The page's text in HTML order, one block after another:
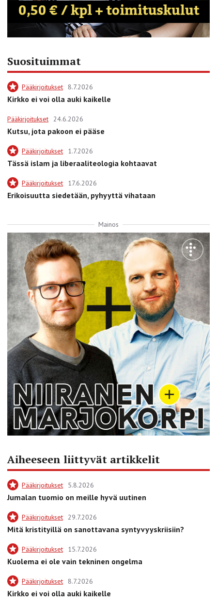
Suosituimmat
Pääkirjoitukset 8.7.2026
Kirkko ei voi olla auki kaikelle
Pääkirjoitukset 24.6.2026
Kutsu, jota pakoon ei pääse
Pääkirjoitukset 1.7.2026
Tässä islam ja liberaaliteologia kohtaavat
Pääkirjoitukset 17.6.2026
Erikoisuutta siedetään, pyhyyttä vihataan
Mainos
Aiheeseen liittyvät artikkelit
Pääkirjoitukset 5.8.2026
Jumalan tuomio on meille hyvä uutinen
Pääkirjoitukset 29.7.2026
Mitä kristityillä on sanottavana syntyvyyskriisiin?
Pääkirjoitukset 15.7.2026
Kuolema ei ole vain tekninen ongelma
Pääkirjoitukset 8.7.2026
Kirkko ei voi olla auki kaikelle